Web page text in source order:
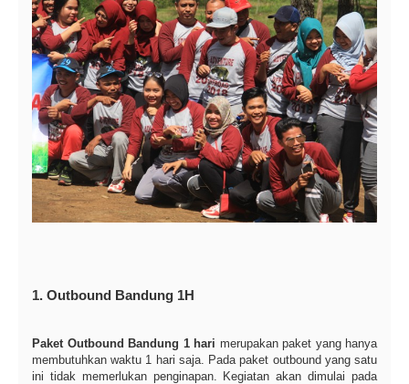
1. Outbound Bandung 1H
Paket Outbound Bandung 1 hari merupakan paket yang hanya
membutuhkan waktu 1 hari saja. Pada paket outbound yang satu
ini tidak memerlukan penginapan. Kegiatan akan dimulai pada